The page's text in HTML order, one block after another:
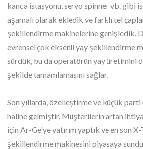
kanca istasyonu, servo spinner vb. gibi
aşamalı olarak ekledik ve farklı tel
şekillendirme makinelerine genişledik.
evrensel çok eksenli yay şekillendirme
sürdük, bu da operatörün yay üretimini
şekilde tamamlamasını sağlar.
Son yıllarda, özelleştirme ve küçük
haline gelmiştir. Müşterilerin artan
için Ar-Ge'ye yatırım yaptık ve en son
şekillendirme makinesini piyasaya